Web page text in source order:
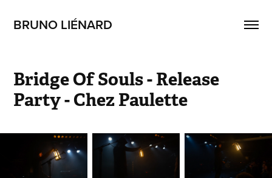
BRUNO LIÉNARD
Bridge Of Souls - Release
Party - Chez Paulette